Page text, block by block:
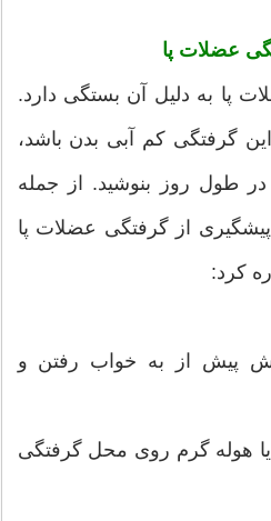
عضلات پا
پا به دلیل آن بستگی دارد.
گرفتگی کم آبی بدن باشد،
در طول روز بنوشید. از جمله
از گرفتگی عضلات پا
کرد:
پیش از به خواب رفتن و
هوله گرم روی محل گرفتگی